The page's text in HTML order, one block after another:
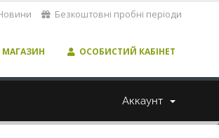
Безкоштовні пробні періоди
МАГАЗИН ОСОБИСТИЙ КАБІНЕТ
Аккаунт